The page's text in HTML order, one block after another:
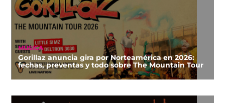
MÚSICA
Gorillaz anuncia gira por Norteamérica en 2026:
fechas, preventas y todo sobre The Mountain Tour